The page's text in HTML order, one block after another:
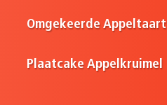
Omgekeerde Appeltaart
Plaatcake Appelkruimel